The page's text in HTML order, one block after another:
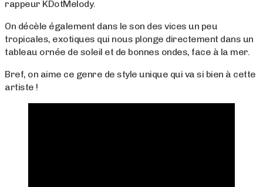
rappeur KDotMelody.
On décèle également dans le son des vices un peu
tropicales, exotiques qui nous plonge directement dans un
tableau ornée de soleil et de bonnes ondes, face à la mer.
Bref, on aime ce genre de style unique qui va si bien à cette
artiste !